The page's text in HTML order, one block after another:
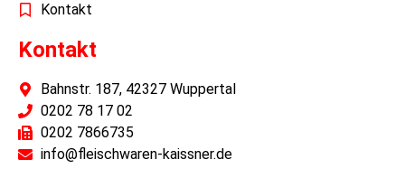
Kontakt
Kontakt
Bahnstr. 187, 42327 Wuppertal
0202 78 17 02
0202 7866735
info@fleischwaren-kaissner.de